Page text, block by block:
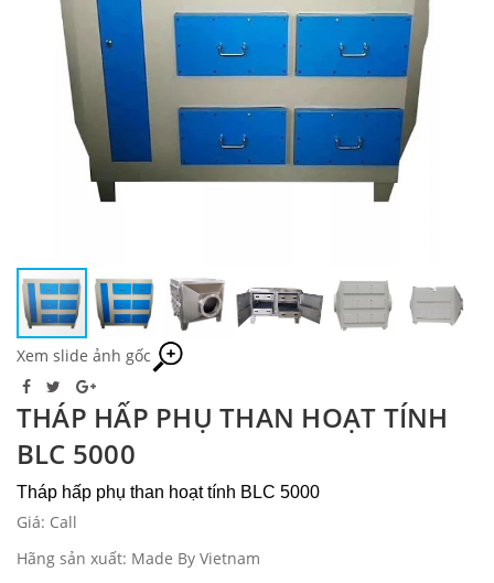
Xem slide ảnh gốc
THÁP HẤP PHỤ THAN HOẠT TÍNH
BLC 5000
Tháp hấp phụ than hoạt tính BLC 5000
Giá: Call
Hãng sản xuất: Made By Vietnam